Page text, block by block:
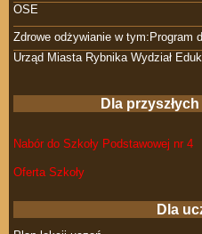
OSE
Zdrowe odżywianie w tym:Program
Urząd Miasta Rybnika Wydział
Dla
Nabór do Szkoły Podstawowej nr 4
Oferta Szkoły
Dla